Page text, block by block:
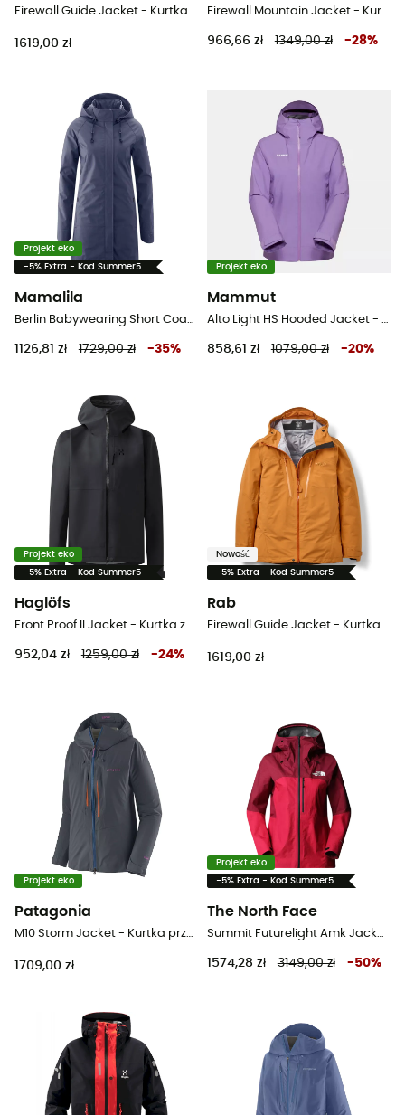
Firewall Guide Jacket - Kurtka z membraną damska
1619,00 zł
Firewall Mountain Jacket - Kurtka z membraną damska
966,66 zł 1349,00 zł -28%
Projekt eko
-5% Extra - Kod Summer5
Mamalila
Berlin Babywearing Short Coat - Kurtka przeciwdeszczowa damska
1126,81 zł 1729,00 zł -35%
Projekt eko
Mammut
Alto Light HS Hooded Jacket - Kurtka z membraną damska
858,61 zł 1079,00 zł -20%
Projekt eko
-5% Extra - Kod Summer5
Haglöfs
Front Proof II Jacket - Kurtka z membraną damska
952,04 zł 1259,00 zł -24%
Nowość
-5% Extra - Kod Summer5
Rab
Firewall Guide Jacket - Kurtka z membraną damska
1619,00 zł
Projekt eko
Patagonia
M10 Storm Jacket - Kurtka przeciwdeszczowa damska
1709,00 zł
Projekt eko
-5% Extra - Kod Summer5
The North Face
Summit Futurelight Amk Jacket - Kurtka z membraną damska
1574,28 zł 3149,00 zł -50%